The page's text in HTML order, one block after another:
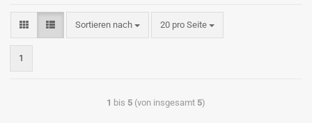
Sortieren nach 20 pro Seite
1
1 bis 5 (von insgesamt 5)